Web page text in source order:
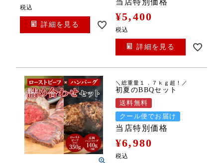
税込
詳細を見る
¥5,400
税込
詳細を見る
＼総重量１．７ｋｇ超！／
初夏のBBQセット
送料無料
クール便でお届け
当店特別価格
¥6,980
税込